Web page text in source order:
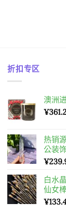
折扣专区
澳洲
¥
热销
公装饰
¥
白水
仙女
¥